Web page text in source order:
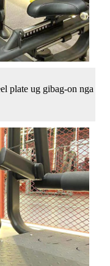
plate ug gibag-on nga